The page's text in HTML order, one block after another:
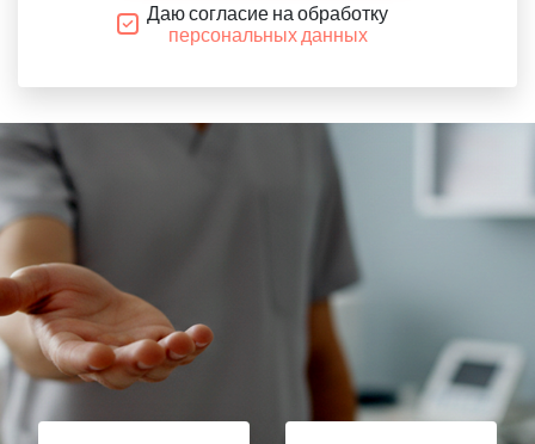
Даю согласие на обработку
персональных данных